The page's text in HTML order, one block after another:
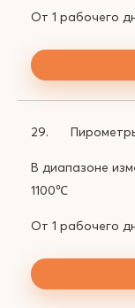
От 1 рабочего
29.
В диапазоне
1100℃
От 1 рабочего